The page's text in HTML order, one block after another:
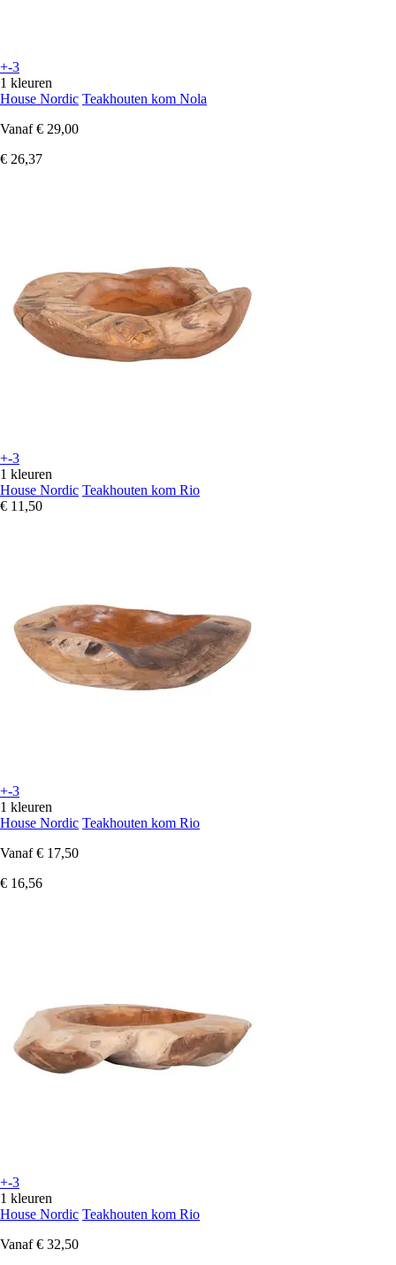
+-3
1 kleuren
House Nordic Teakhouten kom Nola
Vanaf € 29,00
€ 26,37
+-3
1 kleuren
House Nordic Teakhouten kom Rio
€ 11,50
+-3
1 kleuren
House Nordic Teakhouten kom Rio
Vanaf € 17,50
€ 16,56
+-3
1 kleuren
House Nordic Teakhouten kom Rio
Vanaf € 32,50